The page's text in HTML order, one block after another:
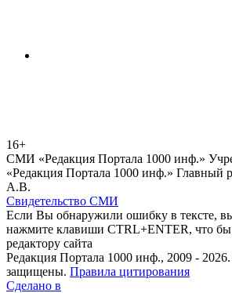
16+
СМИ «Редакция Портала 1000 инф.»
«Редакция Портала 1000 инф.» Главный
А.В.
Свидетельство СМИ
Если Вы обнаружили ошибку в тексте,
нажмите клавиши CTRL+ENTER, что бы
редактору сайта
Редакция Портала 1000 инф., 2009 -
защищены. Правила цитирования
Сделано в